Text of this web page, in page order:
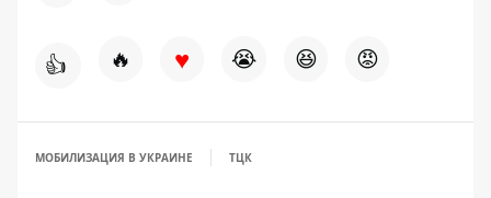
👍 🔥 ♥ 😭 😆 😡
МОБИЛИЗАЦИЯ В УКРАИНЕ ТЦК